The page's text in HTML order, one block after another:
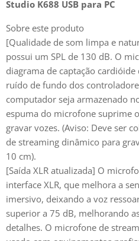
Studio K688 USB para PC
Sobre este produto
[Qualidade de som limpa e
possui um SPL de 130 dB. O
diagrama de captação
ruído de fundo dos
computador seja armazenado
espuma do microfone suprime
gravar vozes. (Aviso: Deve ser
de streaming dinâmico para
10 cm).
[Saída XLR atualizada] O
interface XLR, que melhora a
imersivo, deixando a voz
superior a 75 dB, melhorando
detalhes. O microfone de